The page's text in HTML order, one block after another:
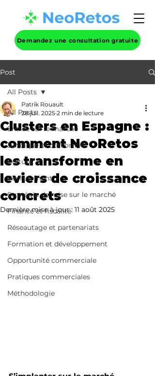
Demandez une consultation gratuite
Post
All Posts
Entrée sur le marché
Juridique et conformité
Culture
Recrutement
Stratégie de mise sur le marché
Finance et fiscalité
Réseautage et partenariats
Formation et développement
Opportunité commerciale
Pratiques commerciales
Méthodologie
All Posts
Clusters en Espagne :
comment NeoRetos
les transforme en
leviers de croissance
concrets
Patrik Rouault
28 juil. 2025 2 min de lecture
Dernière mise à jour : 11 août 2025